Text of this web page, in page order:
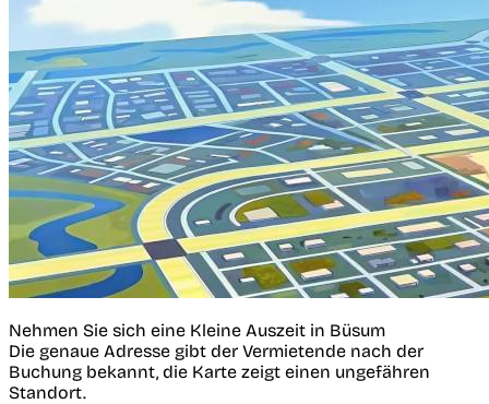
Nehmen Sie sich eine Kleine Auszeit in Büsum
Die genaue Adresse gibt der Vermietende nach der
Buchung bekannt, die Karte zeigt einen ungefähren
Standort.